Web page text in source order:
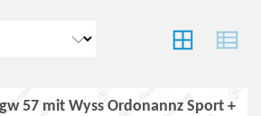
57 mit Wyss Ordonannz Sport +